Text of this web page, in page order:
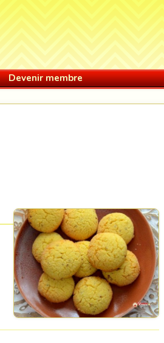
Devenir membre